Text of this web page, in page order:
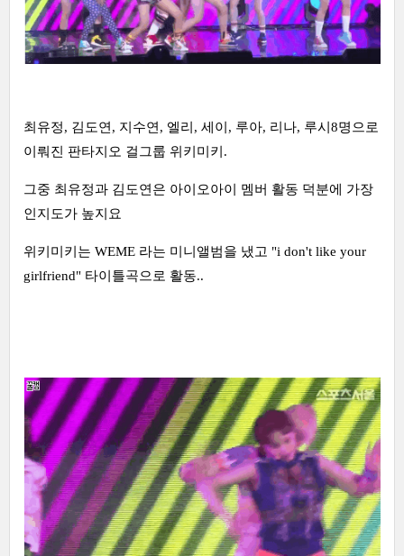
최유정, 김도연, 지수연, 엘리, 세이, 루아, 리나, 루시8명으로
이뤄진 판타지오 걸그룹 위키미키.
그중 최유정과 김도연은 아이오아이 멤버 활동 덕분에 가장
인지도가 높지요
위키미키는 WEME 라는 미니앨범을 냈고 "i don't like your
girlfriend" 타이틀곡으로 활동..